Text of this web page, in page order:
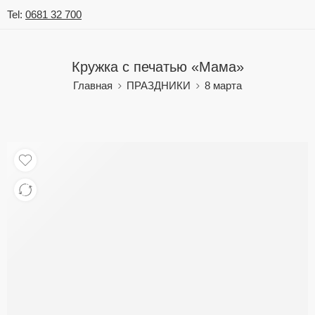
Tel: 0681 32 700
Кружка с печатью «Мама»
Главная ПРАЗДНИКИ 8 марта